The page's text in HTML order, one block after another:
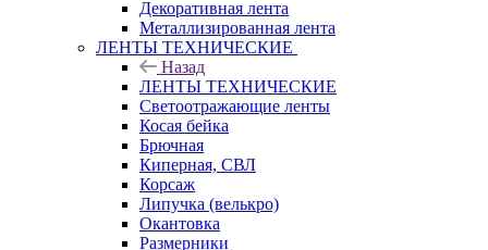
Декоративная лента
Металлизированная лента
ЛЕНТЫ ТЕХНИЧЕСКИЕ
Назад
ЛЕНТЫ ТЕХНИЧЕСКИЕ
Светоотражающие ленты
Косая бейка
Брючная
Киперная, СВЛ
Корсаж
Липучка (велькро)
Окантовка
Размерники